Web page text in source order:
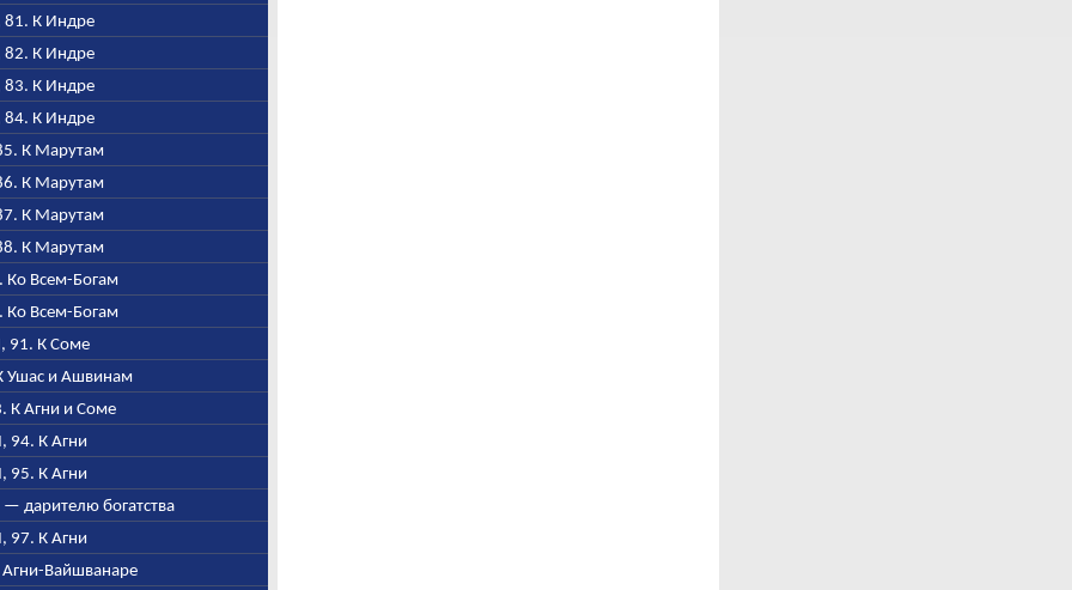
81. К Индре
82. К Индре
83. К Индре
84. К Индре
К Марутам
К Марутам
К Марутам
К Марутам
Ко Всем-Богам
Ко Всем-Богам
91. К Соме
Ушас и Ашвинам
К Агни и Соме
I, 94. К Агни
I, 95. К Агни
дарителю богатства
I, 97. К Агни
Вайшванаре